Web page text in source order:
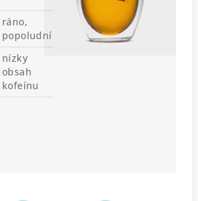
ráno,
popoludní
nízky
obsah
kofeínu